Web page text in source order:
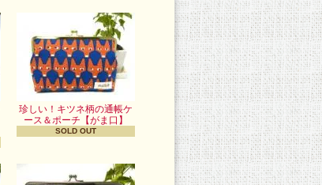
珍しい！キツネ柄の通帳ケ
ース＆ポーチ【がま口】
SOLD OUT